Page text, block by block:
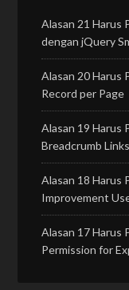
Alasan 21 Harus
dengan jQuery
Alasan 20 Harus
Record per Page
Alasan 19 Harus
Breadcrumb Links
Alasan 18 Harus
Improvement
Alasan 17 Harus
Permission for